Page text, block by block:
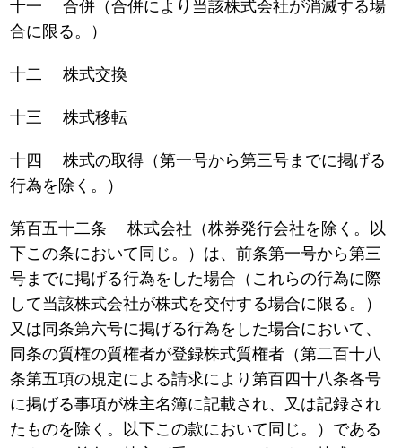
十一 合併（合併により当該株式会社が消滅する場
合に限る。）
十二 株式交換
十三 株式移転
十四 株式の取得（第一号から第三号までに掲げる
行為を除く。）
第百五十二条 株式会社（株券発行会社を除く。以
下この条において同じ。）は、前条第一号から第三
号までに掲げる行為をした場合（これらの行為に際
して当該株式会社が株式を交付する場合に限る。）
又は同条第六号に掲げる行為をした場合において、
同条の質権の質権者が登録株式質権者（第二百十八
条第五項の規定による請求により第百四十八条各号
に掲げる事項が株主名簿に記載され、又は記録され
たものを除く。以下この款において同じ。）である